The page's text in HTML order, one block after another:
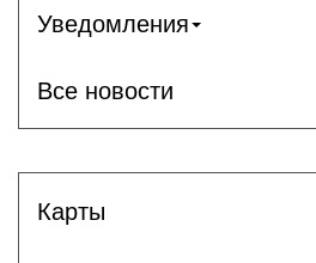
Уведомления
Все новости
Карты